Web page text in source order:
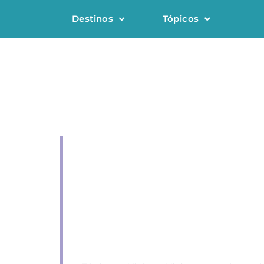
Destinos Tópicos